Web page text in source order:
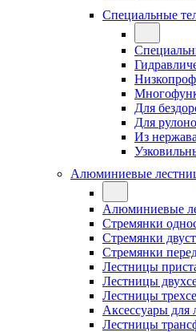
Специальные
Для
Для
Из
Алюминиевые
Алюминиевые
Стремянки
Стремянки
Стремянки
Лестницы
Лестницы
Лестницы
Аксессуары для
Лестницы